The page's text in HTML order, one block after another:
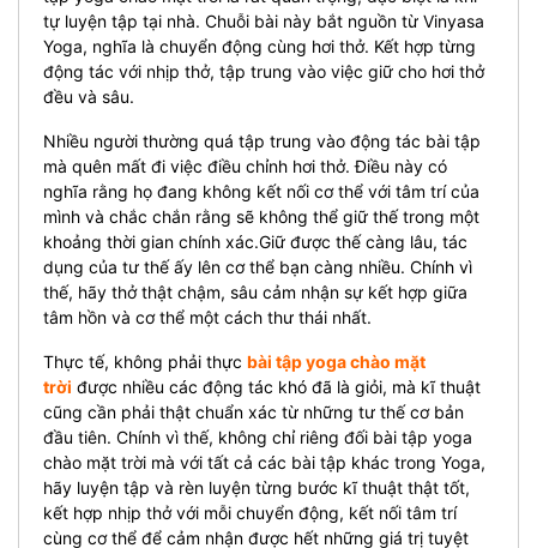
tự luyện tập tại nhà. Chuỗi bài này bắt nguồn từ Vinyasa
Yoga, nghĩa là chuyển động cùng hơi thở. Kết hợp từng
động tác với nhịp thở, tập trung vào việc giữ cho hơi thở
đều và sâu.
Nhiều người thường quá tập trung vào động tác bài tập
mà quên mất đi việc điều chỉnh hơi thở. Điều này có
nghĩa rằng họ đang không kết nối cơ thể với tâm trí của
mình và chắc chắn rằng sẽ không thể giữ thế trong một
khoảng thời gian chính xác.Giữ được thế càng lâu, tác
dụng của tư thế ấy lên cơ thể bạn càng nhiều. Chính vì
thế, hãy thở thật chậm, sâu cảm nhận sự kết hợp giữa
tâm hồn và cơ thể một cách thư thái nhất.
Thực tế, không phải thực bài tập yoga chào mặt
trời được nhiều các động tác khó đã là giỏi, mà kĩ thuật
cũng cần phải thật chuẩn xác từ những tư thế cơ bản
đầu tiên. Chính vì thế, không chỉ riêng đối bài tập yoga
chào mặt trời mà với tất cả các bài tập khác trong Yoga,
hãy luyện tập và rèn luyện từng bước kĩ thuật thật tốt,
kết hợp nhịp thở với mỗi chuyển động, kết nối tâm trí
cùng cơ thể để cảm nhận được hết những giá trị tuyệt